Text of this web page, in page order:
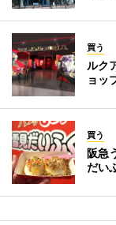
買う
ルク
ョッ
買う
阪急
だい